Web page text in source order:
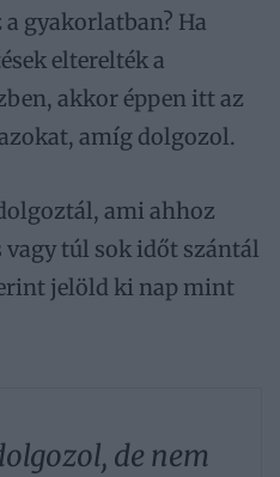
gyakorlatban? Ha
elterelték a
akkor éppen itt az
amíg dolgozol.
ami ahhoz
vagy túl sok időt szántál
jelöld ki nap mint
de nem